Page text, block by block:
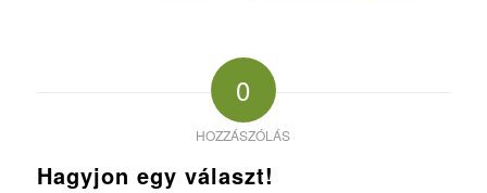
0
HOZZÁSZÓLÁS
Hagyjon egy választ!